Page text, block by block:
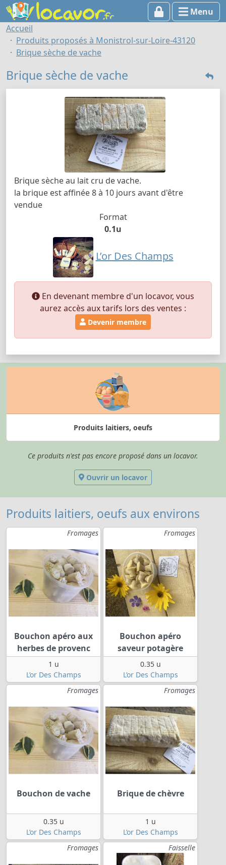
Menu
Accueil
Produits proposés à Monistrol-sur-Loire-43120
Brique sèche de vache
Brique sèche de vache
Brique sèche au lait cru de vache.
la brique est affinée 8 à 10 jours avant d'être
vendue
Format
0.1u
L’or Des Champs
En devenant membre d'un locavor, vous
aurez accès aux tarifs lors des ventes :
Devenir membre
Produits laitiers, oeufs
Ce produits n'est pas encore proposé dans un locavor.
Ouvrir un locavor
Produits laitiers, oeufs aux environs
Fromages
Bouchon apéro aux
herbes de provenc
1 u
L’or Des Champs
Fromages
Bouchon apéro
saveur potagère
0.35 u
L’or Des Champs
Fromages
Bouchon de vache
0.35 u
L’or Des Champs
Fromages
Brique de chèvre
1 u
L’or Des Champs
Fromages
Faisselle